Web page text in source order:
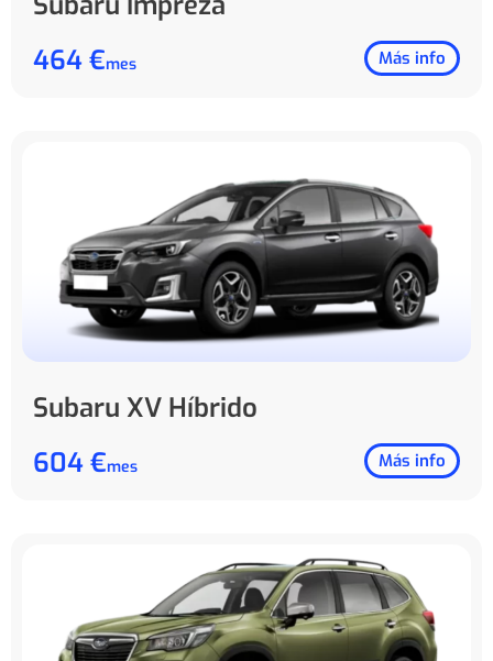
464 €mes Más info
Subaru XV Híbrido
604 €mes Más info